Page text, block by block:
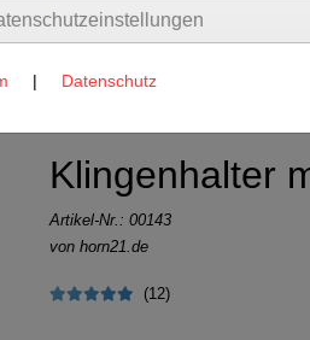
Rechtliches
Klingenhalter
Artikel-Nr.: 00143
von horn21.de
(12)
| Datenschutz